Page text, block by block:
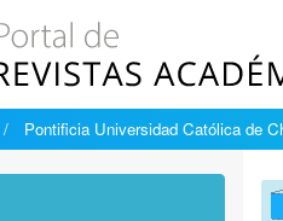
Pontificia Universidad Católica de